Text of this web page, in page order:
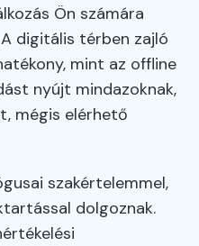
Ön számára
digitális térben zajló
mint az offline
nyújt mindazoknak,
mégis elérhető
szakértelemmel,
dolgoznak.